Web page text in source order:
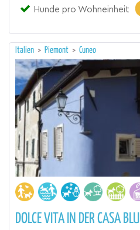
Hunde pro Wohneinheit
Italien > Piemont > Cuneo
DOLCE VITA IN DER CASA BLU